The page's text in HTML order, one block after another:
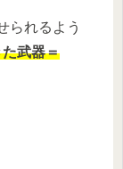
られるよう
た武器＝